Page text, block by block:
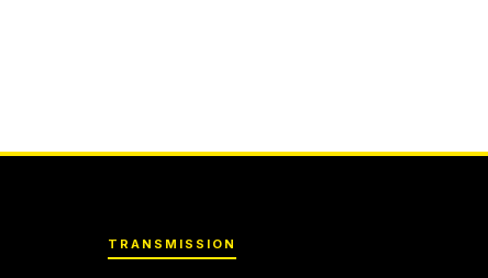
TRANSMISSION